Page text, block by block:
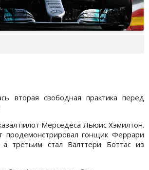
вторая свободная практика перед
пилот Мерседеса Льюис Хэмилтон.
продемонстрировал гонщик Феррари
третьим стал Валттери Боттас из